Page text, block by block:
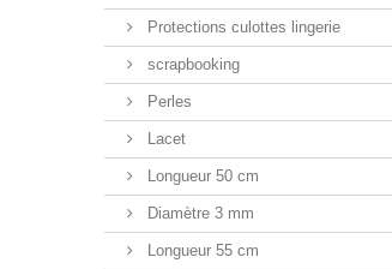
Protections culottes lingerie
scrapbooking
Perles
Lacet
Longueur 50 cm
Diamètre 3 mm
Longueur 55 cm